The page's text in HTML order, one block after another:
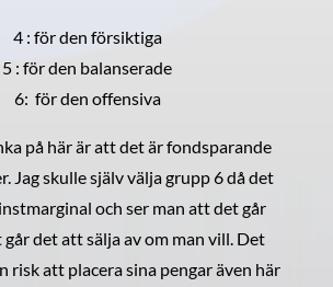
4 : för den försiktiga
5 : för den balanserade
6: för den offensiva
på här är att det är fondsparande
Jag skulle själv välja grupp 6 då det
och ser man att det går
det att sälja av om man vill. Det
risk att placera sina pengar även här